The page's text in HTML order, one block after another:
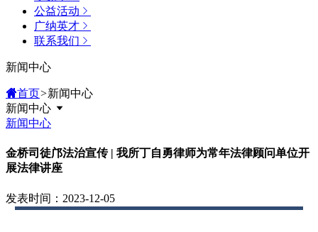
公益活动
广纳英才
联系我们
新闻中心
首页>新闻中心
新闻中心
新闻中心
金桥司徒邝法治宣传 | 我所丁自勇律师为常年法律顾问单位开
展法律讲座
发表时间：2023-12-05